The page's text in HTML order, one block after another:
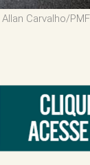
Allan Carvalho/PMF